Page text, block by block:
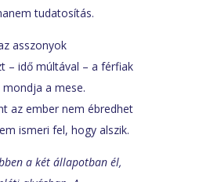
tudatosítás.
asszonyok
– idő múltával – a férfiak
mondja a mese.
az ember nem ébredhet
ismeri fel, hogy alszik.
a két állapotban él,